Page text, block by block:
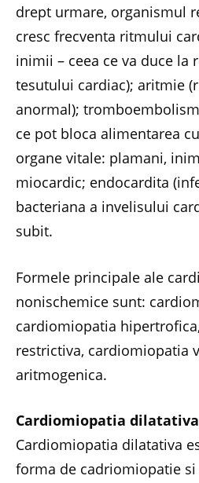
drept urmare, organismul
cresc frecventa ritmului
inimii – ceea ce va duce la
tesutului cardiac); aritmie
anormal);
ce pot bloca alimentarea
organe vitale: plamani,
miocardic; endocardita
bacteriana a invelisului
subit.
Formele principale ale
nonischemice sunt:
cardiomiopatia
restrictiva, cardiomiopatia
aritmogenica.
Cardiomiopatia dilatativa
Cardiomiopatia dilatativa
forma de cadriomiopatie